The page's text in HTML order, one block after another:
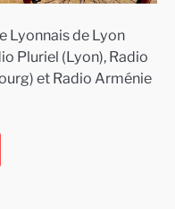
Lyonnais de Lyon
Pluriel (Lyon), Radio
et Radio Arménie